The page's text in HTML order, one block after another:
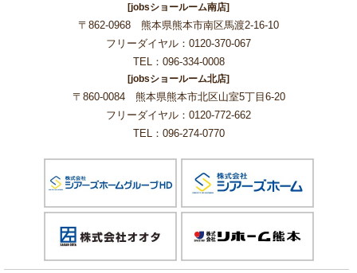
[jobsショールーム南店]
〒862-0968 熊本県熊本市南区馬渡2-16-10
フリーダイヤル：0120-370-067
TEL：096-334-0008
[jobsショールーム北店]
〒860-0084 熊本県熊本市北区山室5丁目6-20
フリーダイヤル：0120-772-662
TEL：096-274-0770